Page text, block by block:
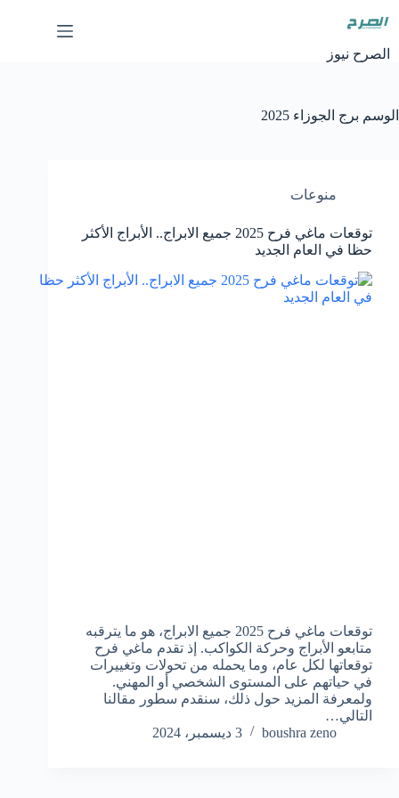
إلى
الصرح نيوز
الوسم برج الجوزاء 2025
منوعات
توقعات ماغي فرح 2025 جميع الابراج.. الأبراج الأكثر
حظا في العام الجديد
توقعات ماغي فرح 2025 جميع الابراج، هو ما يترقبه
متابعو الأبراج وحركة الكواكب. إذ تقدم ماغي فرح
توقعاتها لكل عام، وما يحمله من تحولات وتغييرات
في حياتهم على المستوى الشخصي أو المهني.
ولمعرفة المزيد حول ذلك، سنقدم سطور مقالنا
التالي…
boushra zeno
3 ديسمبر، 2024